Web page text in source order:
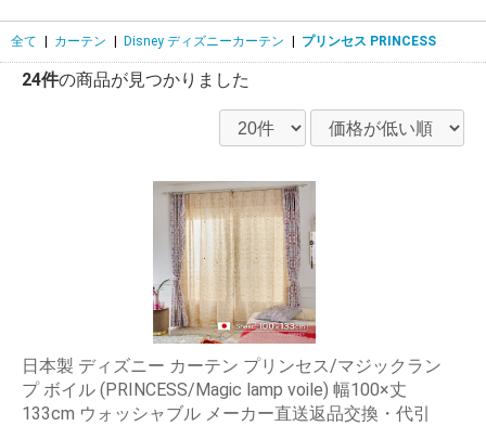
全て カーテン Disney ディズニーカーテン プリンセス PRINCESS
24件の商品が見つかりました
日本製 ディズニー カーテン プリンセス/マジックラン
プ ボイル (PRINCESS/Magic lamp voile) 幅100×丈
133cm ウォッシャブル メーカー直送返品交換・代引